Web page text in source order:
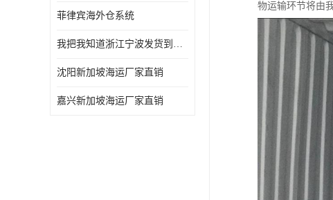
菲律宾海外仓系统
我把我知道浙江宁波发货到菲律宾马尼拉海运流程告诉您
沈阳新加坡海运厂家直销
嘉兴新加坡海运厂家直销
物运输环节将由